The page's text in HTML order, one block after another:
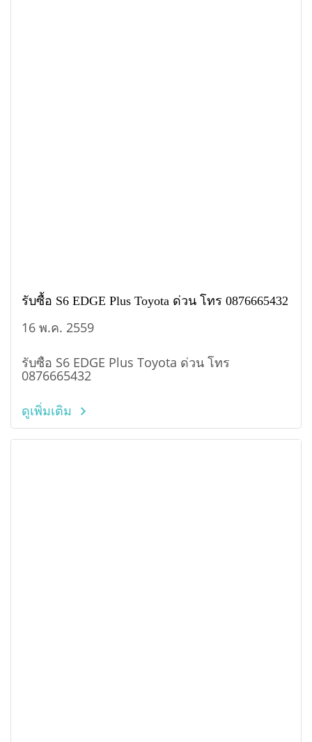
รับซื้อ S6 EDGE Plus Toyota ด่วน โทร 0876665432
16 พ.ค. 2559
รับซื้อ S6 EDGE Plus Toyota ด่วน โทร
0876665432
ดูเพิ่มเติม